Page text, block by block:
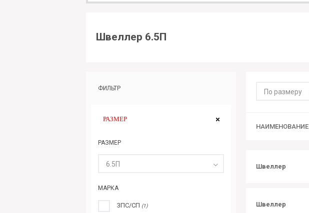
Швеллер 6.5П
По размеру
НАИМЕНОВАНИЕ
Швеллер
Швеллер
ФИЛЬТР
РАЗМЕР
РАЗМЕР
6.5П
МАРКА
3ПС/СП (1)